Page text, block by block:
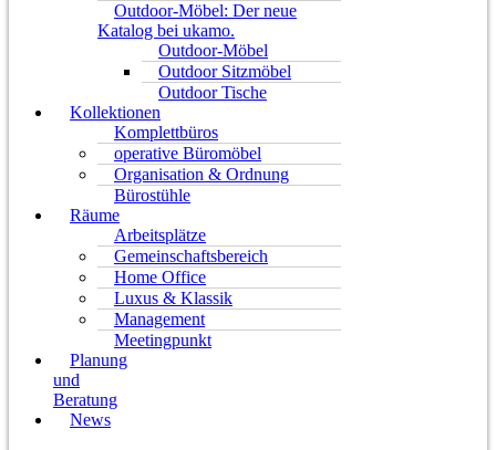
Outdoor-Möbel: Der neue
Katalog bei ukamo.
Outdoor-Möbel
Outdoor Sitzmöbel
Outdoor Tische
Kollektionen
Komplettbüros
operative Büromöbel
Organisation & Ordnung
Bürostühle
Räume
Arbeitsplätze
Gemeinschaftsbereich
Home Office
Luxus & Klassik
Management
Meetingpunkt
Planung
und
Beratung
News